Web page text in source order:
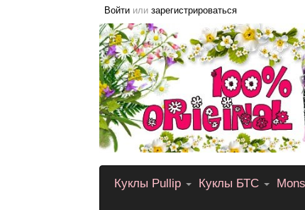
Войти или зарегистрироваться
Куклы Pullip Куклы БТС